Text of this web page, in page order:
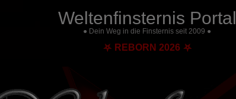
Weltenfinsternis Portal
● Dein Weg in die Finsternis seit 2009 ●
⛧ REBORN 2026 ⛧